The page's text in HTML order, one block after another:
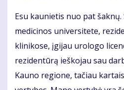
Esu kaunietis nuo pat
medicinos universitete,
klinikose, įgijau urologo
rezidentūrą ieškojau sau
Kauno regione, tačiau